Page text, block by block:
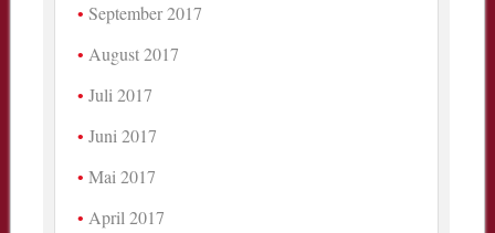
September 2017
August 2017
Juli 2017
Juni 2017
Mai 2017
April 2017